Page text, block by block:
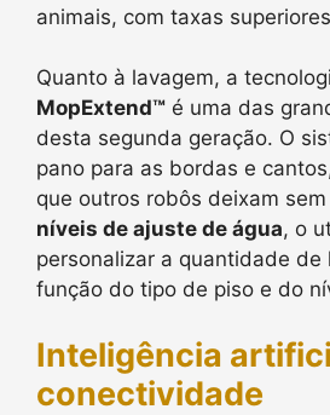
animais, com taxas
Quanto à lavagem, a
MopExtend™ é uma das
desta segunda geração. O
pano para as bordas e
que outros robôs deixam sem
níveis de ajuste de água, o
personalizar a quantidade de
função do tipo de piso e do
Inteligência
conectividade